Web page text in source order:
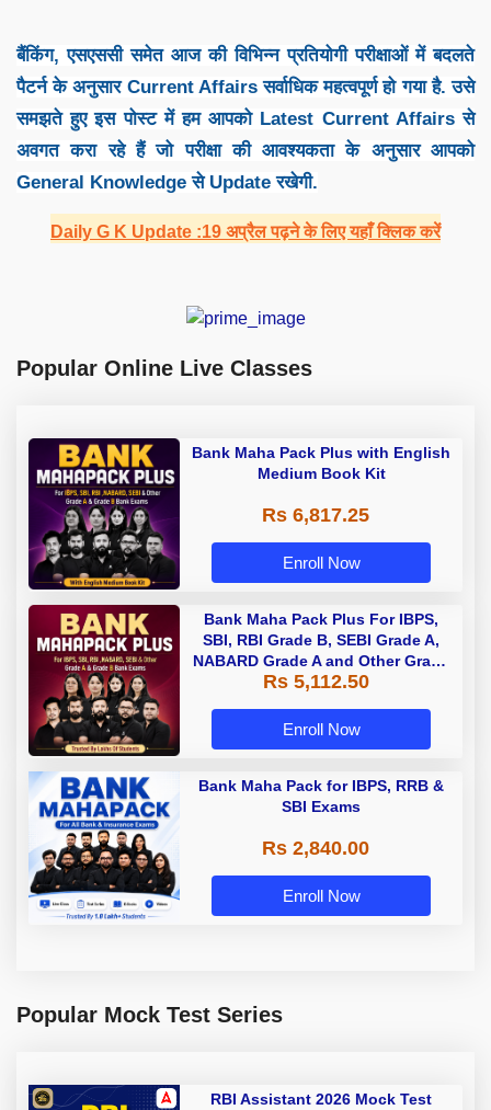
बैंकिंग, एसएससी समेत आज की विभिन्न प्रतियोगी परीक्षाओं में बदलते
पैटर्न के अनुसार Current Affairs सर्वाधिक महत्वपूर्ण हो गया है. उसे
समझते हुए इस पोस्ट में हम आपको Latest Current Affairs से
अवगत करा रहे हैं जो परीक्षा की आवश्यकता के अनुसार आपको
General Knowledge से Update रखेगी.
Daily G K Update :19 अप्रैल पढ़ने के लिए यहाँ क्लिक करें
Popular Online Live Classes
Bank Maha Pack Plus with English
Medium Book Kit
Rs 6,817.25
Enroll Now
Bank Maha Pack Plus For IBPS,
SBI, RBI Grade B, SEBI Grade A,
NABARD Grade A and Other Grade
A & Grade B Bank Exams
Rs 5,112.50
Enroll Now
Bank Maha Pack for IBPS, RRB &
SBI Exams
Rs 2,840.00
Enroll Now
Popular Mock Test Series
RBI Assistant 2026 Mock Test